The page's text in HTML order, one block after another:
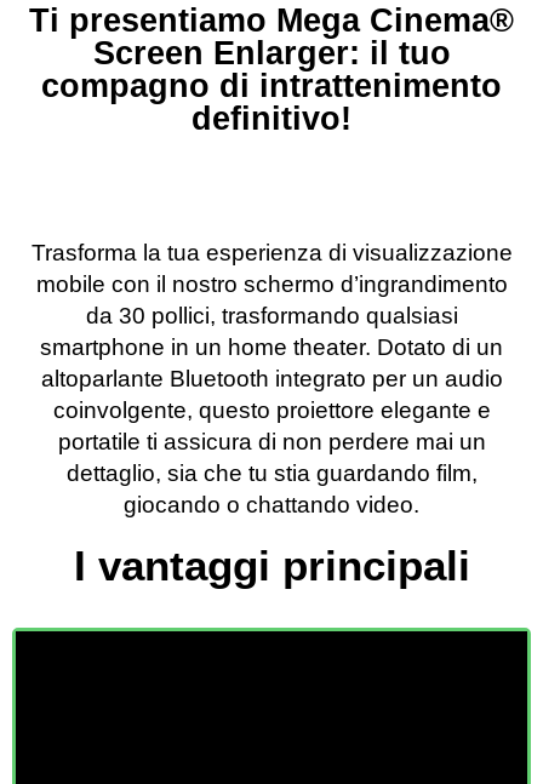
Ti presentiamo Mega Cinema®️
Screen Enlarger: il tuo
compagno di intrattenimento
definitivo!
Trasforma la tua esperienza di visualizzazione
mobile con il nostro schermo d’ingrandimento
da 30 pollici, trasformando qualsiasi
smartphone in un home theater. Dotato di un
altoparlante Bluetooth integrato per un audio
coinvolgente, questo proiettore elegante e
portatile ti assicura di non perdere mai un
dettaglio, sia che tu stia guardando film,
giocando o chattando video.
I vantaggi principali